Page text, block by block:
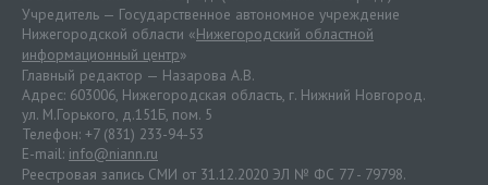
Учредитель — Государственное автономное учреждение
Нижегородской области «Нижегородский областной
информационный центр»
Главный редактор — Назарова А.В.
Адрес: 603006, Нижегородская область, г. Нижний Новгород.
ул. М.Горького, д.151Б, пом. 5
Телефон: +7 (831) 233-94-53
E-mail: info@niann.ru
Реестровая запись СМИ от 31.12.2020 ЭЛ № ФС 77 - 79798.